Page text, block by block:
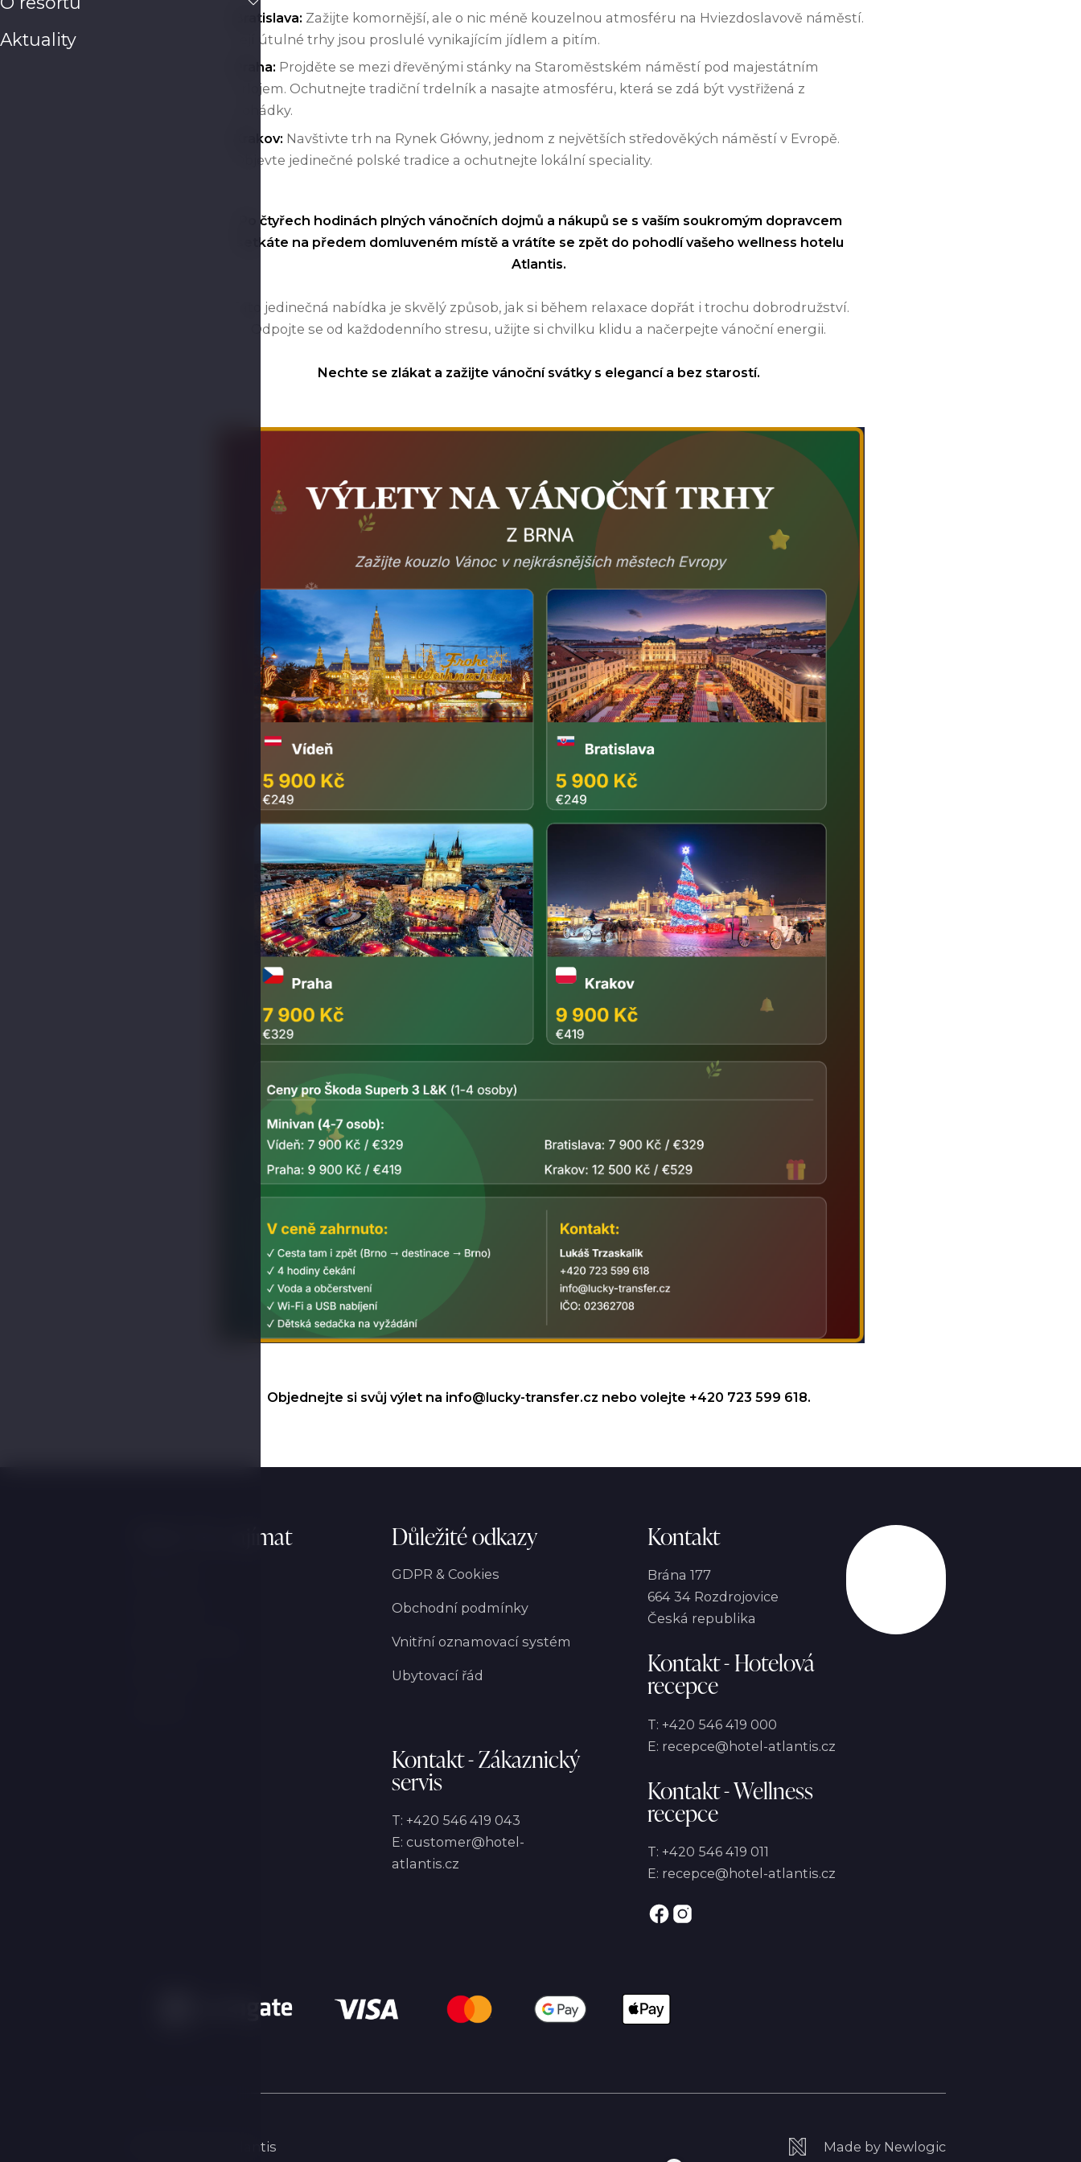
Aktuality
Bratislava: Zažijte komornější, ale o nic méně kouzelnou atmosféru na Hviezdoslavově náměstí.
Její útulné trhy jsou proslulé vynikajícím jídlem a pitím.
Praha: Projděte se mezi dřevěnými stánky na Staroměstském náměstí pod majestátním
orlojem. Ochutnejte tradiční trdelník a nasajte atmosféru, která se zdá být vystřižená z
pohádky.
Krakov: Navštivte trh na Rynek Główny, jednom z největších středověkých náměstí v Evropě.
Objevte jedinečné polské tradice a ochutnejte lokální speciality.
Po čtyřech hodinách plných vánočních dojmů a nákupů se s vaším soukromým dopravcem
setkáte na předem domluveném místě a vrátíte se zpět do pohodlí vašeho wellness hotelu
Atlantis.
Tato jedinečná nabídka je skvělý způsob, jak si během relaxace dopřát i trochu dobrodružství.
Odpojte se od každodenního stresu, užijte si chvilku klidu a načerpejte vánoční energii.
Nechte se zlákat a zažijte vánoční svátky s elegancí a bez starostí.
Objednejte si svůj výlet na info@lucky-transfer.cz nebo volejte +420 723 599 618.
Může Vás zajímat Důležité odkazy
GDPR & Cookies
Obchodní podmínky
Vnitřní oznamovací systém
Ubytovací řád
Kontakt - Zákaznický
servis
T: +420 546 419 043
E: customer@hotel-
atlantis.cz
Kontakt
Brána 177
664 34 Rozdrojovice
Česká republika
Kontakt - Hotelová
recepce
T:+420 546 419 000
E: recepce@hotel-atlantis.cz
Kontakt - Wellness
recepce
T:+420 546 419 011
E: recepce@hotel-atlantis.cz
© 2026 Hotel Atlantis Made by Newlogic